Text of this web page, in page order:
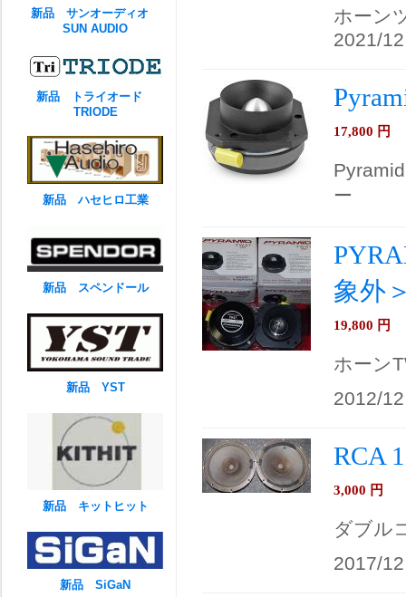
ホーン
2021/12
17,800 円
ー
象外
19,800 円
ホーン
2012/12
RCA
3,000 円
ダブル
2017/12
新品 サンオーディオ
SUN AUDIO
新品 トライオード
TRIODE
新品 ハセヒロ工業
新品 スペンドール
新品 YST
新品 キットヒット
新品 SiGaN